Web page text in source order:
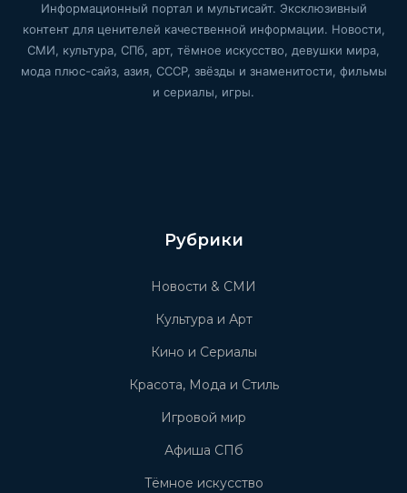
Информационный портал и мультисайт. Эксклюзивный
контент для ценителей качественной информации. Новости,
СМИ, культура, СПб, арт, тёмное искусство, девушки мира,
мода плюс-сайз, азия, СССР, звёзды и знаменитости, фильмы
и сериалы, игры.
Рубрики
Новости & СМИ
Культура и Арт
Кино и Сериалы
Красота, Мода и Стиль
Игровой мир
Афиша СПб
Тёмное искусство